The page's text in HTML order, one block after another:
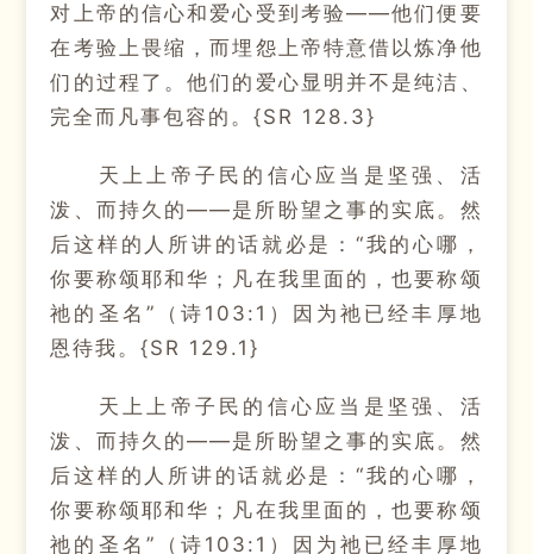
对上帝的信心和爱心受到考验——他们便要
在考验上畏缩，而埋怨上帝特意借以炼净他
们的过程了。他们的爱心显明并不是纯洁、
完全而凡事包容的。{SR 128.3}
天上上帝子民的信心应当是坚强、活
泼、而持久的——是所盼望之事的实底。然
后这样的人所讲的话就必是：“我的心哪，
你要称颂耶和华；凡在我里面的，也要称颂
祂的圣名”（诗103:1）因为祂已经丰厚地
恩待我。{SR 129.1}
天上上帝子民的信心应当是坚强、活
泼、而持久的——是所盼望之事的实底。然
后这样的人所讲的话就必是：“我的心哪，
你要称颂耶和华；凡在我里面的，也要称颂
祂的圣名”（诗103:1）因为祂已经丰厚地